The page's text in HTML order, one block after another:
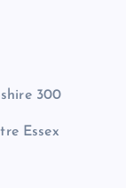
300
Essex